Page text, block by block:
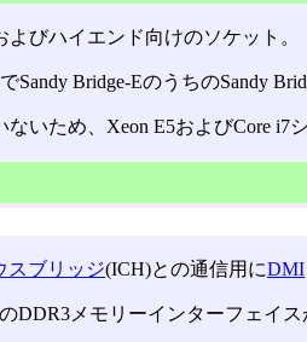
びハイエンド向けのソケット。
Sandy Bridge-EのうちのSandy
いため、Xeon E5およびCore i7
スブリッジ(ICH)との通信用にDMI
DDR3メモリーインターフェイス